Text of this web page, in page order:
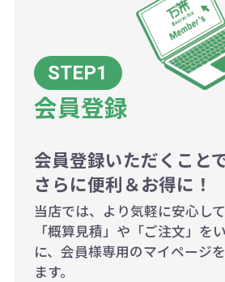
代の基本料金を一式
ございます。
ボリュームディスカウ
商品や印刷方法によっ
ので、予めご了承くだ
例：200個未満（1式：
200個~499個の場合
当たり）
500個~999個の場
会員登録
会員登録いただくこと
さらに便利＆お得に！
当店では、より気軽に安心し
「概算見積」や「ご注文」を
に、会員様専用のマイページ
ます。